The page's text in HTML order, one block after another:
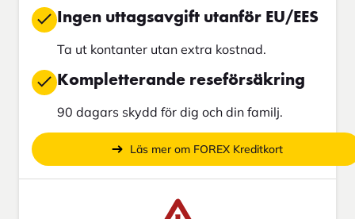
Ingen uttagsavgift utanför EU/EES
Ta ut kontanter utan extra kostnad.
Kompletterande reseförsäkring
90 dagars skydd för dig och din familj.
Läs mer om FOREX Kreditkort